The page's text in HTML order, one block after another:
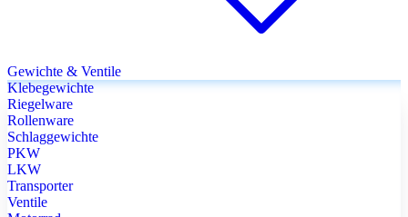
Gewichte & Ventile
Klebegewichte
Riegelware
Rollenware
Schlaggewichte
PKW
LKW
Transporter
Ventile